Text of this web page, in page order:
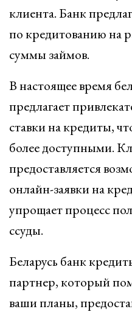
клиента. Банк
по кредитованию на
суммы займов.
В настоящее время
предлагает
ставки на кредиты,
более доступными.
предоставляется
онлайн-заявки на
упрощает процесс
ссуды.
Беларусь банк
партнер, который
ваши планы,